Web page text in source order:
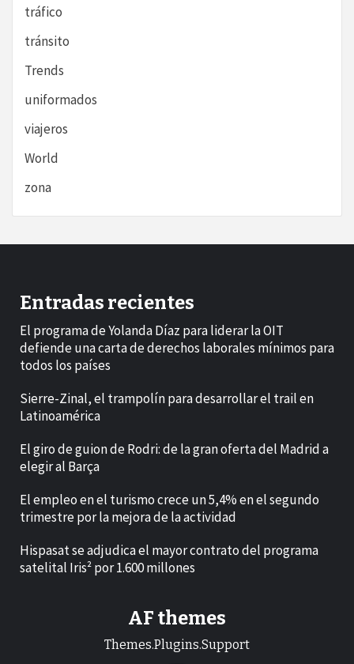
tráfico
tránsito
Trends
uniformados
viajeros
World
zona
Entradas recientes
El programa de Yolanda Díaz para liderar la OIT
defiende una carta de derechos laborales mínimos para
todos los países
Sierre-Zinal, el trampolín para desarrollar el trail en
Latinoamérica
El giro de guion de Rodri: de la gran oferta del Madrid a
elegir al Barça
El empleo en el turismo crece un 5,4% en el segundo
trimestre por la mejora de la actividad
Hispasat se adjudica el mayor contrato del programa
satelital Iris² por 1.600 millones
AF themes
Themes.Plugins.Support